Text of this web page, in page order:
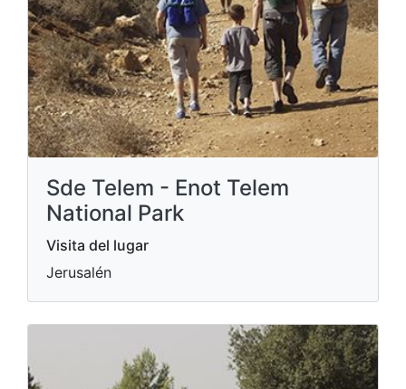
Sde Telem - Enot Telem
National Park
Visita del lugar
Jerusalén